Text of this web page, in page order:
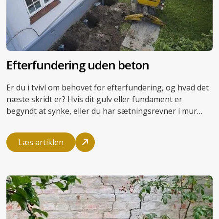
Efterfundering uden beton
Er du i tvivl om behovet for efterfundering, og hvad det
næste skridt er? Hvis dit gulv eller fundament er
begyndt at synke, eller du har sætningsrevner i mur
vurdering af sætningsskaden
Læs artiklen